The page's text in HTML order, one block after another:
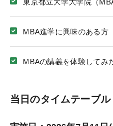
KALSを知る
講座説明動画
講義サンプル動画
東京都立大学大学院（
MBA進学に興味のある方
MBAの講義を体験してみ
当日のタイムテーブル